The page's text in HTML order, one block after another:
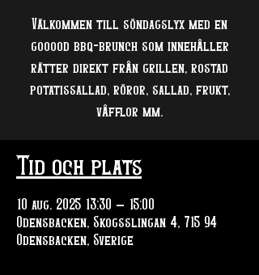
Välkommen till söndagslyx med en
gooood bbq-brunch som innehåller
rätter direkt från grillen, rostad
potatissallad, röror, sallad, frukt,
våfflor mm.
Tid och plats
10 aug. 2025 13:30 – 15:00
Odensbacken, Skogsslingan 4, 715 94
Odensbacken, Sverige